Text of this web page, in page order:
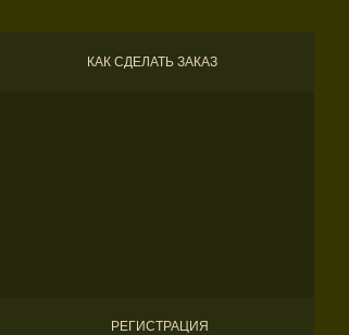
КАК СДЕЛАТЬ ЗАКАЗ
РЕГИСТРАЦИЯ